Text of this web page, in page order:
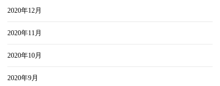
2020年12月
2020年11月
2020年10月
2020年9月